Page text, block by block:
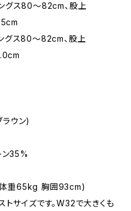
グス80〜82cm、股上
グス80〜82cm、股上
ウン)
ン35%
体重65kg 胸囲93cm)
トサイズです。W32で大きくも